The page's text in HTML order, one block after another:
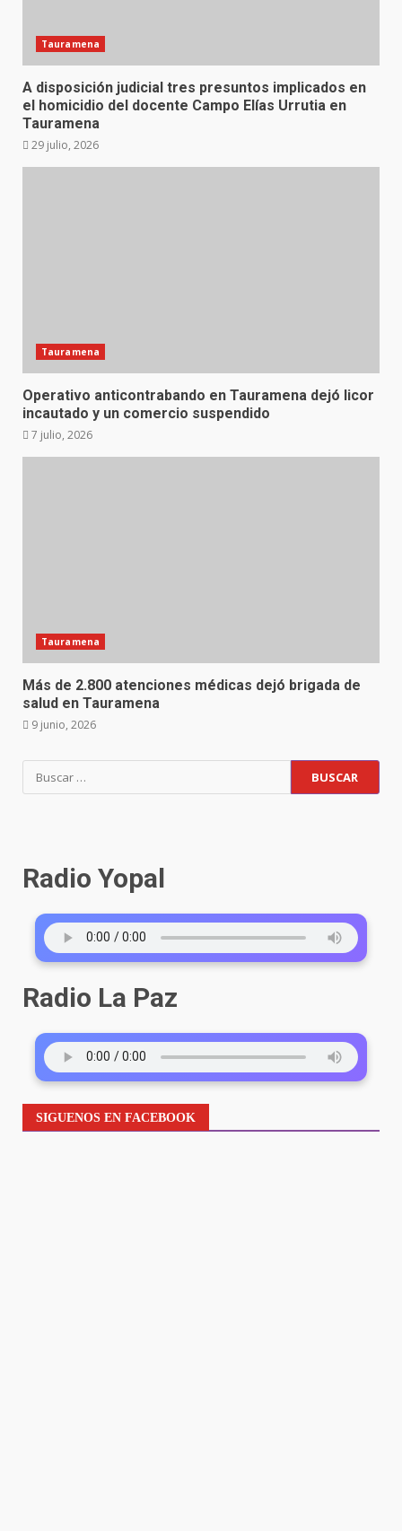
Tauramena
A disposición judicial tres presuntos implicados en
el homicidio del docente Campo Elías Urrutia en
Tauramena
29 julio, 2026
Tauramena
Operativo anticontrabando en Tauramena dejó licor
incautado y un comercio suspendido
7 julio, 2026
Tauramena
Más de 2.800 atenciones médicas dejó brigada de
salud en Tauramena
9 junio, 2026
Radio Yopal
Radio La Paz
SIGUENOS EN FACEBOOK